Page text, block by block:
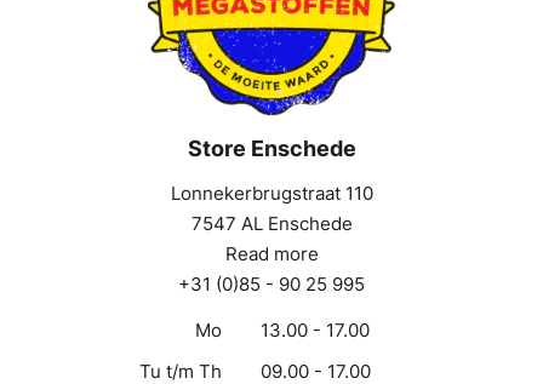
Store Enschede
Lonnekerbrugstraat 110
7547 AL Enschede
Read more
+31 (0)85 - 90 25 995
Mo
13.00 - 17.00
Tu t/m Th
09.00 - 17.00